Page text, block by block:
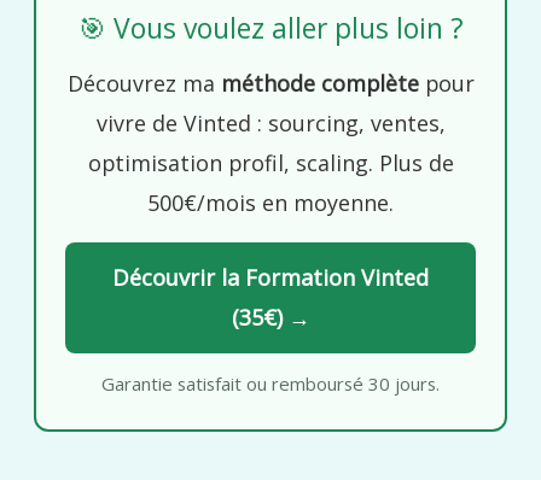
🎯 Vous voulez aller plus loin ?
Découvrez ma méthode complètepour
vivre de Vinted : sourcing, ventes,
optimisation profil, scaling. Plus de
500€/mois en moyenne.
Découvrir la Formation Vinted
(35€) →
Garantie satisfait ou remboursé 30 jours.